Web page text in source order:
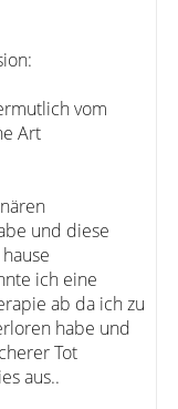
vom
Art
und diese
ich eine
ab da ich zu
habe und
Tot
aus..